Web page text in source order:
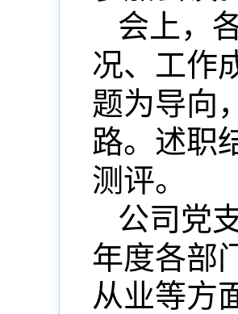
会上，
况、工作
题为导向
路。述职
测评。
公司 党
年度各部
从业等方